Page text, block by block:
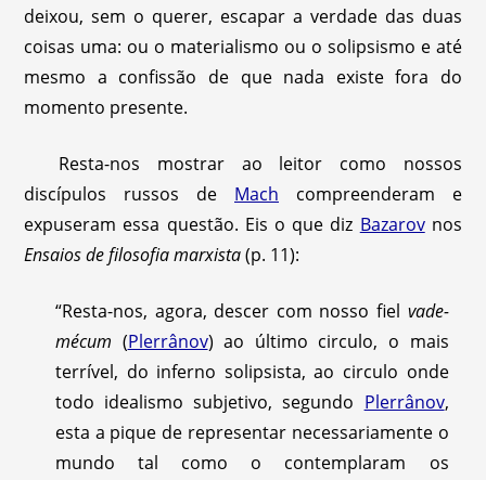
deixou, sem o querer, escapar a verdade das duas
coisas uma: ou o materialismo ou o solipsismo e até
mesmo a confissão de que nada existe fora do
momento presente.
Resta-nos mostrar ao leitor como nossos
discípulos russos de Mach compreenderam e
expuseram essa questão. Eis o que diz Bazarovnos
Ensaios de filosofia marxista(p. 11):
“Resta-nos, agora, descer com nosso fiel vade-
mécum (Plerrânov) ao último circulo, o mais
terrível, do inferno solipsista, ao circulo onde
todo idealismo subjetivo, segundo Plerrânov,
esta a pique de representar necessariamente o
mundo tal como o contemplaram os